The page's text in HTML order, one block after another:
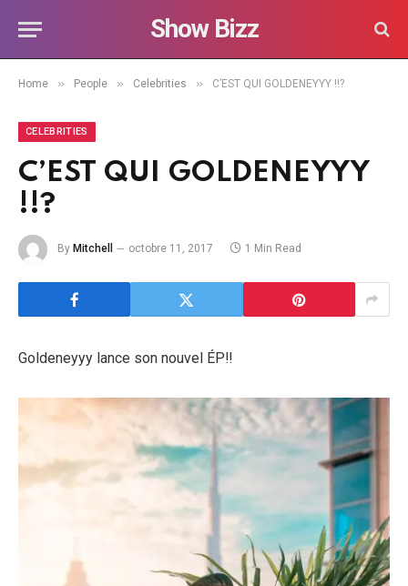
Show Bizz
Home » People » Celebrities » C’EST QUI GOLDENEYYY !!?
CELEBRITIES
C’EST QUI GOLDENEYYY
!!?
By Mitchell octobre 11, 2017 1 Min Read
Goldeneyyy lance son nouvel ÉP!!